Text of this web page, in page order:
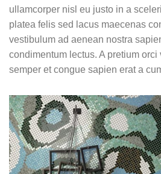
ullamcorper nisl eu justo in a
platea felis sed lacus maecenas
vestibulum ad aenean nostra
condimentum lectus. A pretium
semper et congue sapien erat a